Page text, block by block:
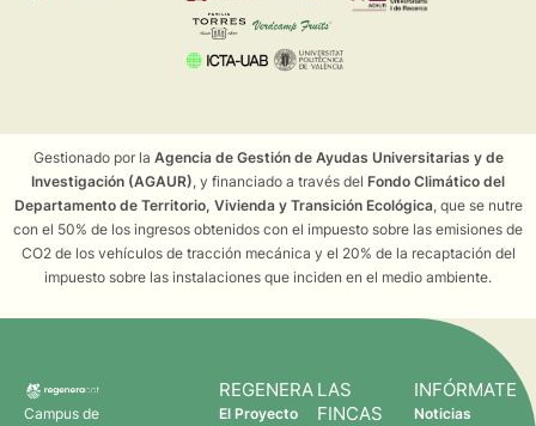
Gestionado por la Agencia de Gestión de Ayudas Universitarias y de
Investigación (AGAUR) , y financiado a través del Fondo Climático del
Departamento de Territorio, Vivienda y Transición Ecológica , que se nutre
con el 50% de los ingresos obtenidos con el impuesto sobre las emisiones de
CO2 de los vehículos de tracción mecánica y el 20% de la recaptación del
impuesto sobre las instalaciones que inciden en el medio ambiente.
Campus de
REGENERA
El Proyecto
LAS
FINCAS
INFÓRMATE
Noticias